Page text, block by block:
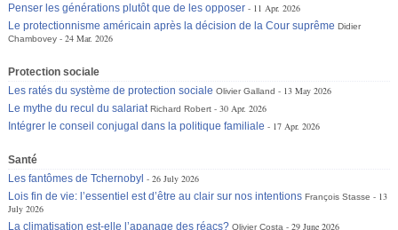
Penser les générations plutôt que de les opposer
11 Apr. 2026
Le protectionnisme américain après la décision de la Cour suprême Didier
Chambovey
24 Mar. 2026
Protection sociale
Les ratés du système de protection sociale Olivier Galland
13 May 2026
Le mythe du recul du salariat Richard Robert
30 Apr. 2026
Intégrer le conseil conjugal dans la politique familiale
17 Apr. 2026
Santé
Les fantômes de Tchernobyl
26 July 2026
Lois fin de vie: l’essentiel est d’être au clair sur nos intentions François Stasse
13
July 2026
La climatisation est-elle l’apanage des réacs? Olivier Costa 29 June 2026